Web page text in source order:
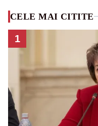
CELE MAI CITITE
1